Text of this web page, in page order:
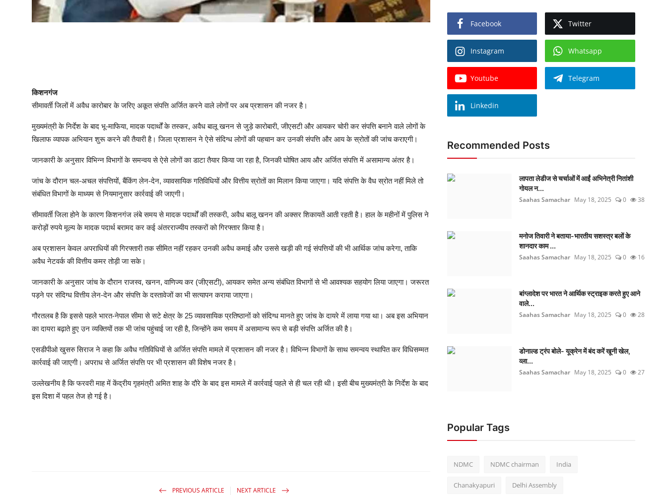
किशनगंज
सीमावर्ती जिलों में अवैध कारोबार के जरिए अकूत संपत्ति अर्जित करने वाले लोगों पर अब प्रशासन की नजर है।
मुख्यमंत्री के निर्देश के बाद भू-माफिया, मादक पदार्थों के तस्कर, अवैध बालू खनन से जुड़े कारोबारी, जीएसटी और आयकर चोरी कर संपत्ति बनाने वाले लोगों के
खिलाफ व्यापक अभियान शुरू करने की तैयारी है। जिला प्रशासन ने ऐसे संदिग्ध लोगों की पहचान कर उनकी संपत्ति और आय के स्रोतों की जांच कराएगी।
जानकारी के अनुसार विभिन्न विभागों के समन्वय से ऐसे लोगों का डाटा तैयार किया जा रहा है, जिनकी घोषित आय और अर्जित संपत्ति में असामान्य अंतर है।
जांच के दौरान चल-अचल संपत्तियों, बैंकिंग लेन-देन, व्यावसायिक गतिविधियों और वित्तीय स्रोतों का मिलान किया जाएगा। यदि संपत्ति के वैध स्रोत नहीं मिले तो
संबंधित विभागों के माध्यम से नियमानुसार कार्रवाई की जाएगी।
सीमावर्ती जिला होने के कारण किशनगंज लंबे समय से मादक पदार्थों की तस्करी, अवैध बालू खनन की अक्सर शिकायतें आती रहती है। हाल के महीनों में पुलिस ने
करोड़ों रुपये मूल्य के मादक पदार्थ बरामद कर कई अंतरराज्यीय तस्करों को गिरफ्तार किया है।
अब प्रशासन केवल अपराधियों की गिरफ्तारी तक सीमित नहीं रहकर उनकी अवैध कमाई और उससे खड़ी की गई संपत्तियों की भी आर्थिक जांच करेगा, ताकि
अवैध नेटवर्क की वित्तीय कमर तोड़ी जा सके।
जानकारी के अनुसार जांच के दौरान राजस्व, खनन, वाणिज्य कर (जीएसटी), आयकर समेत अन्य संबंधित विभागों से भी आवश्यक सहयोग लिया जाएगा। जरूरत
पड़ने पर संदिग्ध वित्तीय लेन-देन और संपत्ति के दस्तावेजों का भी सत्यापन कराया जाएगा।
गौरतलब है कि इससे पहले भारत-नेपाल सीमा से सटे क्षेत्र के 25 व्यावसायिक प्रतिष्ठानों को संदिग्ध मानते हुए जांच के दायरे में लाया गया था। अब इस अभियान
का दायरा बढ़ाते हुए उन व्यक्तियों तक भी जांच पहुंचाई जा रही है, जिन्होंने कम समय में असामान्य रूप से बड़ी संपत्ति अर्जित की है।
एसडीपीओ खुसरु सिराज ने कहा कि अवैध गतिविधियों से अर्जित संपत्ति मामले में प्रशासन की नजर है। विभिन्न विभागों के साथ समन्वय स्थापित कर विधिसम्मत
कार्रवाई की जाएगी। अपराध से अर्जित संपत्ति पर भी प्रशासन की विशेष नजर है।
उल्लेखनीय है कि फरवरी माह में केंद्रीय गृहमंत्री अमित शाह के दौरे के बाद इस मामले में कार्रवाई पहले से ही चल रही थी। इसी बीच मुख्यमंत्री के निर्देश के बाद
इस दिशा में पहल तेज हो गई है।
PREVIOUS ARTICLE NEXT ARTICLE
Facebook Twitter
Instagram Whatsapp
Youtube Telegram
Linkedin
Recommended Posts
लापता लेडीज से चर्चाओं में आईं अभिनेत्री नितांशी
गोयल न...
Saahas Samachar May 18, 2025 0 38
मनोज तिवारी ने बताया-भारतीय सशस्त्र बलों के
शानदार काम ...
Saahas Samachar May 18, 2025 0 16
बांग्लादेश पर भारत ने आर्थिक स्ट्राइक करते हुए आने
वाले...
Saahas Samachar May 18, 2025 0 28
डोनाल्ड ट्रंप बोले- यूक्रेन में बंद करें खूनी खेल,
व्ला...
Saahas Samachar May 18, 2025 0 27
Popular Tags
NDMC NDMC chairman India
Chanakyapuri Delhi Assembly